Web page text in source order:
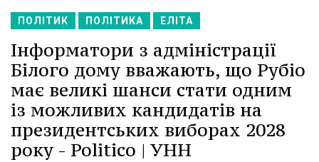
ПОЛІТИК ПОЛІТИКА ЕЛІТА
Інформатори з адміністрації
Білого дому вважають, що Рубіо
має великі шанси стати одним
із можливих кандидатів на
президентських виборах 2028
року - Politico | УНН